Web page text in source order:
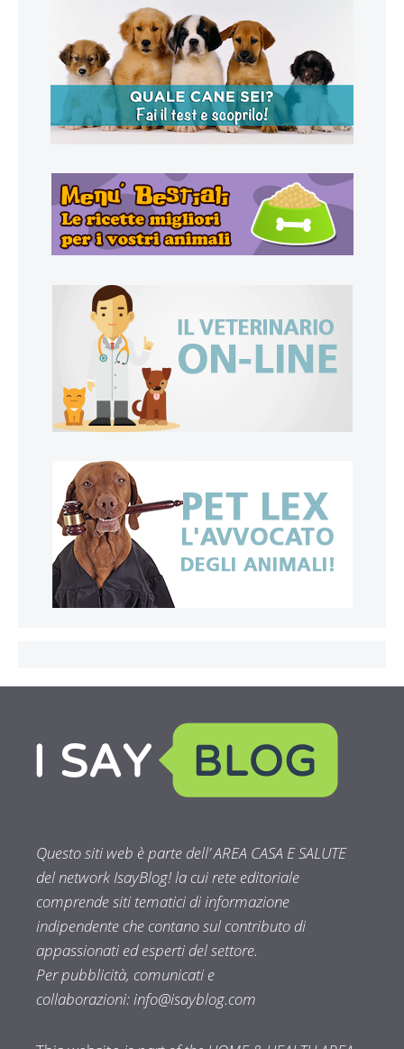
Questo siti web è parte dell’ AREA CASA E SALUTE
del network IsayBlog! la cui rete editoriale
comprende siti tematici di informazione
indipendente che contano sul contributo di
appassionati ed esperti del settore.
Per pubblicità, comunicati e
collaborazioni:info@isayblog.com